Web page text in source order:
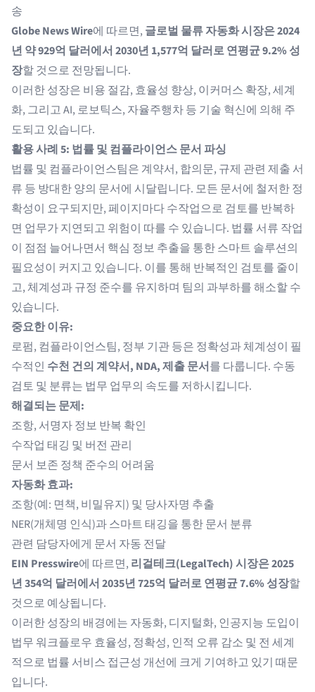
송
Globe News Wire에 따르면, 글로벌 물류 자동화 시장은 2024
년 약 929억 달러에서 2030년 1,577억 달러로 연평균 9.2% 성
장할 것으로 전망됩니다.
이러한 성장은 비용 절감, 효율성 향상, 이커머스 확장, 세계
화, 그리고 AI, 로보틱스, 자율주행차 등 기술 혁신에 의해 주
도되고 있습니다.
활용 사례 5: 법률 및 컴플라이언스 문서 파싱
법률 및 컴플라이언스팀은 계약서, 합의문, 규제 관련 제출 서
류 등 방대한 양의 문서에 시달립니다. 모든 문서에 철저한 정
확성이 요구되지만, 페이지마다 수작업으로 검토를 반복하
면 업무가 지연되고 위험이 따를 수 있습니다. 법률 서류 작업
이 점점 늘어나면서 핵심 정보 추출을 통한 스마트 솔루션의
필요성이 커지고 있습니다. 이를 통해 반복적인 검토를 줄이
고, 체계성과 규정 준수를 유지하며 팀의 과부하를 해소할 수
있습니다.
중요한 이유:
로펌, 컴플라이언스팀, 정부 기관 등은 정확성과 체계성이 필
수적인 수천 건의 계약서, NDA, 제출 문서를 다룹니다. 수동
검토 및 분류는 법무 업무의 속도를 저하시킵니다.
해결되는 문제:
조항, 서명자 정보 반복 확인
수작업 태깅 및 버전 관리
문서 보존 정책 준수의 어려움
자동화 효과:
조항(예: 면책, 비밀유지) 및 당사자명 추출
NER(개체명 인식)과 스마트 태깅을 통한 문서 분류
관련 담당자에게 문서 자동 전달
EIN Presswire에 따르면, 리걸테크(LegalTech) 시장은 2025
년 354억 달러에서 2035년 725억 달러로 연평균 7.6% 성장할
것으로 예상됩니다.
이러한 성장의 배경에는 자동화, 디지털화, 인공지능 도입이
법무 워크플로우 효율성, 정확성, 인적 오류 감소 및 전 세계
적으로 법률 서비스 접근성 개선에 크게 기여하고 있기 때문
입니다.